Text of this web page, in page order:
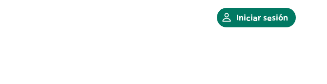
Iniciar sesión